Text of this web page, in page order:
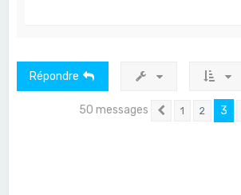
Répondre
50 messages Précédent
1 2 3